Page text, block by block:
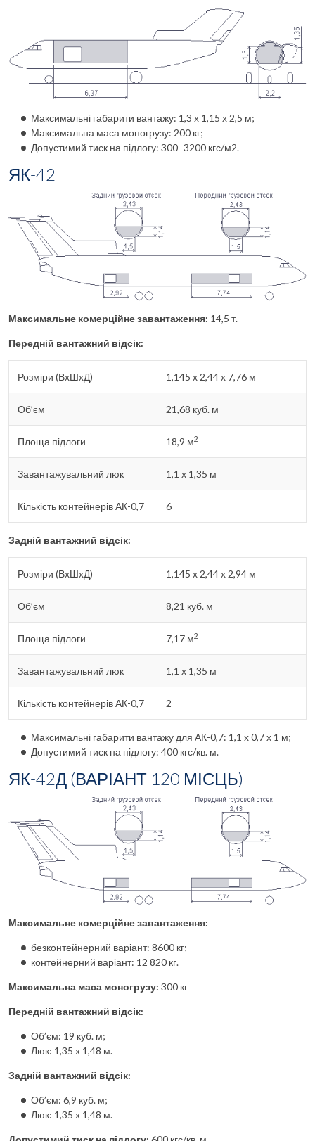
Максимальні габарити вантажу: 1,3 х 1,15 х 2,5 м;
Максимальна маса моногрузу: 200 кг;
Допустимий тиск на підлогу: 300–3200 кгс/м2.
ЯК-42
Максимальне комерційне завантаження: 14,5 т.
Передній вантажний відсік:
Розміри (ВхШхД) 1,145 х 2,44 х 7,76 м
Об’єм 21,68 куб. м
Площа підлоги 18,9 м2
Завантажувальний люк 1,1 x 1,35 м
Кількість контейнерів АК-0,7 6
Задній вантажний відсік:
Розміри (ВхШхД) 1,145 х 2,44 х 2,94 м
Об’єм 8,21 куб. м
Площа підлоги 7,17 м2
Завантажувальний люк 1,1 x 1,35 м
Кількість контейнерів АК-0,7 2
Максимальні габарити вантажу для АК-0,7: 1,1 х 0,7 х 1 м;
Допустимий тиск на підлогу: 400 кгс/кв. м.
ЯК-42Д (ВАРІАНТ 120 МІСЦЬ)
Максимальне комерційне завантаження:
безконтейнерний варіант: 8600 кг;
контейнерний варіант: 12 820 кг.
Максимальна маса моногрузу: 300 кг
Передній вантажний відсік:
Об’єм: 19 куб. м;
Люк: 1,35 x 1,48 м.
Задній вантажний відсік:
Об’єм: 6,9 куб. м;
Люк: 1,35 x 1,48 м.